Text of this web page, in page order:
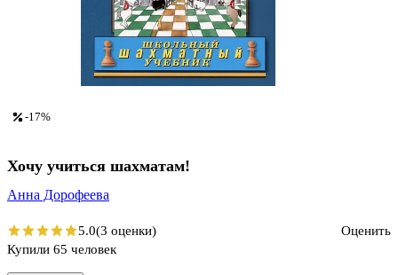
-17%
Хочу учиться шахматам!
Анна Дорофеева
5.0(3 оценки)
Оценить
Купили 65 человек